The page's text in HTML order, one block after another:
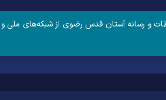
و رسانه آستان قدس رضوی از شبکه‌های ملی و